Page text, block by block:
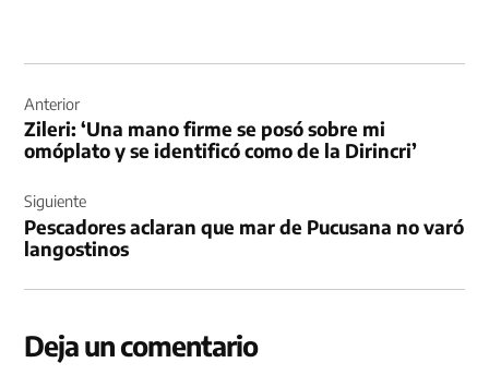
de
entradas
Anterior
Zileri: ‘Una mano firme se posó sobre mi
omóplato y se identificó como de la Dirincri’
Siguiente
Pescadores aclaran que mar de Pucusana no varó
langostinos
Deja un comentario